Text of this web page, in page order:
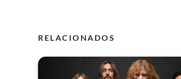
RELACIONADOS